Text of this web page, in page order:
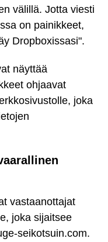
välillä. Jotta viesti
on painikkeet,
Dropboxissasi".
näyttää
ohjaavat
joka
vastaanottajat
joka sijaitsee
seikotsuin.com.